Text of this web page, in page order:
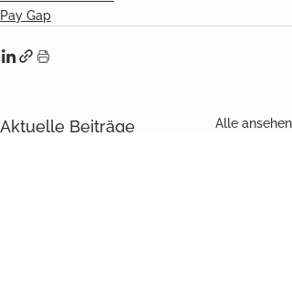
Pay Gap
Aktuelle Beiträge Alle ansehen